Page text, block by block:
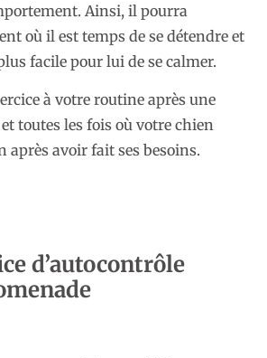
Ainsi, il pourra
où il est temps de se détendre et
facile pour lui de se calmer.
à votre routine après une
toutes les fois où votre chien
après avoir fait ses besoins.
d’autocontrôle